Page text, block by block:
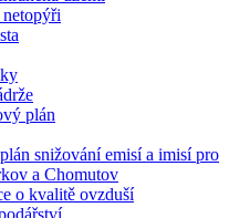
plán
snižování emisí a imisí pro
a Chomutov
o kvalitě ovzduší